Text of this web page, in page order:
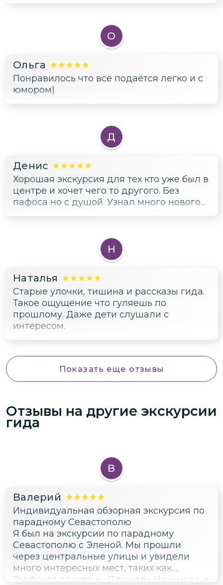
О
Ольга
Понравилось что всё подаётся легко и с
юмором)
Д
Денис
Хорошая экскурсия для тех кто уже был в
центре и хочет чего то другого. Без
пафоса но с душой. Узнал много нового...
Н
Наталья
Старые улочки, тишина и рассказы гида.
Такое ощущение что гуляешь по
прошлому. Даже дети слушали с
интересом.
Показать еще отзывы
Отзывы на другие экскурсии
гида
В
Валерий
Индивидуальная обзорная экскурсия по
парадному Севастополю
Я был на экскурсии по парадному
Севастополю с Эленой. Мы прошли
через центральные улицы и увидели
много интересных мест, таких как
Графская пристань, Площадь Нахимова и